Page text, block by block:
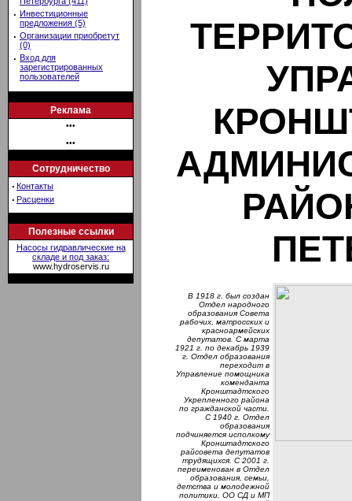
· Инвестиционные
предложения (5)
· Организации приобретут
(0)
· Вход для
зарегистрированных
пользователей
Реклама
•••
•••
Сотрудничество
· Контакты
· Расценки
Полезные ссылки
Насосы гидравлические на
складе и под заказ:
www.hydroservis.ru
В 1918 г. был создан
Отдел народного
образования Совета
рабочих, матросских и
красноармейских
депутатов. С марта
1921 г. по декабрь 1939
г. Отдел образования
переходит в
Управление помощника
коменданта
Кронштадтского
Укрепленного района
по гражданской части.
С 1940 г. Отдел
образования
подчиняется исполкому
Кронштадтского
райсовета депутатов
трудящихся. С 2001 г.
переименован в Отдел
образования, семьи,
детства и молодежной
политики. ОО СД и МП